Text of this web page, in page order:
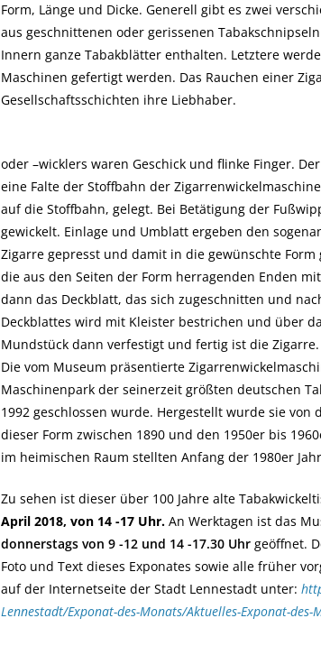
Form, Länge und Dicke. Generell gibt es zwei
aus geschnittenen oder gerissenen
Innern ganze Tabakblätter enthalten. Letztere
Maschinen gefertigt werden. Das Rauchen einer
Gesellschaftsschichten ihre Liebhaber.
oder –wicklers waren Geschick und flinke Finger.
eine Falte der Stoffbahn der
auf die Stoffbahn, gelegt. Bei Betätigung der
gewickelt. Einlage und Umblatt ergeben den
Zigarre gepresst und damit in die gewünschte
die aus den Seiten der Form herragenden Enden
dann das Deckblatt, das sich zugeschnitten und
Deckblattes wird mit Kleister bestrichen und über
Mundstück dann verfestigt und fertig ist die Zigarre.
Die vom Museum präsentierte
Maschinenpark der seinerzeit größten deutschen
1992 geschlossen wurde. Hergestellt wurde sie
dieser Form zwischen 1890 und den 1950er bis
im heimischen Raum stellten Anfang der 1980er
Zu sehen ist dieser über 100 Jahre alte
April 2018, von 14 -17 Uhr. An Werktagen ist das
donnerstags von 9 -12 und 14 -17.30 Uhr geöffnet.
Foto und Text dieses Exponates sowie alle früher
auf der Internetseite der Stadt Lennestadt unter:
Lennestadt/Exponat-des-Monats/Aktuelles-Exponat-des-